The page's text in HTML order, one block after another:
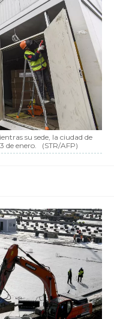
su sede, la ciudad de
de enero.
(STR/AFP)